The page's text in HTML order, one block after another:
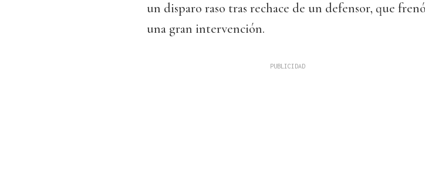
un disparo raso tras rechace de un defensor, que
una gran intervención.